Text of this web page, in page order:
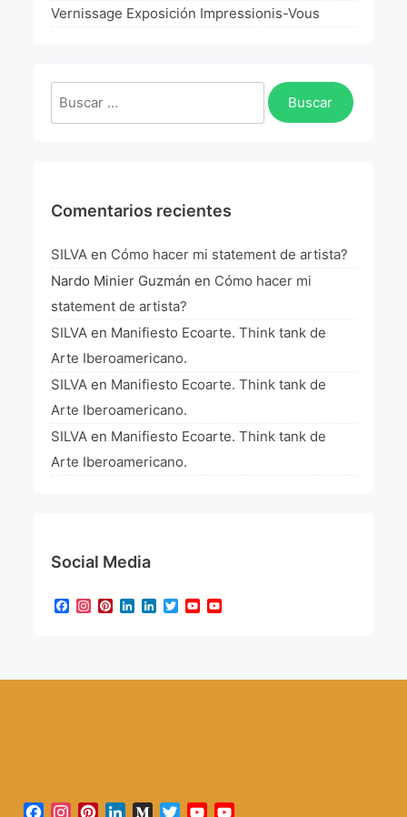
La Fórmula Científica Del Arte
Vernissage Exposición Impressionis-Vous
Buscar:
Comentarios recientes
SILVA en Cómo hacer mi statement de artista?
Nardo Minier Guzmán en Cómo hacer mi
statement de artista?
SILVA en Manifiesto Ecoarte. Think tank de
Arte Iberoamericano.
SILVA en Manifiesto Ecoarte. Think tank de
Arte Iberoamericano.
SILVA en Manifiesto Ecoarte. Think tank de
Arte Iberoamericano.
Social Media
Facebook
Instagram
Pinterest
LinkedIn
LinkedIn
TwitterYouTube
Facebook
Instagram
PinterestLinkedInMediumTwitterYouTube